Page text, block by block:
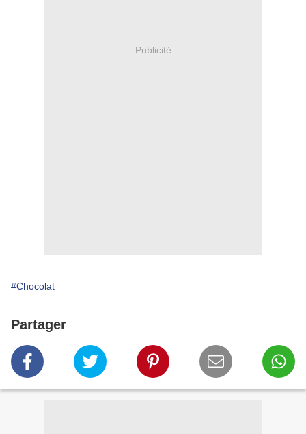
Publicité
#Chocolat
Partager